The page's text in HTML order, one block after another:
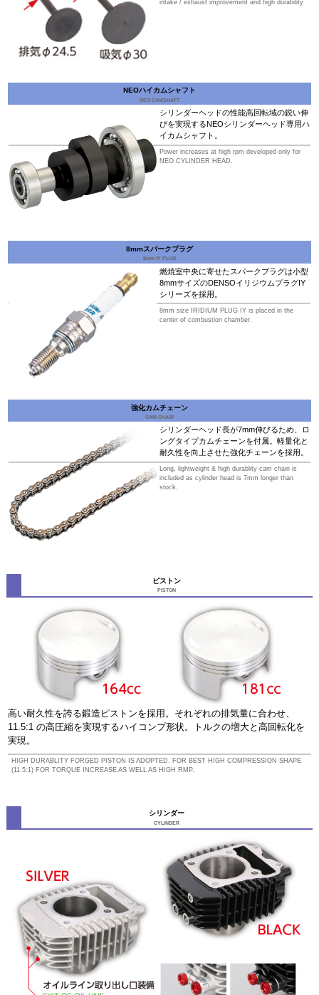
intake / exhaust improvement and high durability
NEOハイカムシャフト
NEO CAMSHAFT
シリンダーヘッドの性能高回転域の鋭い伸
びを実現するNEOシリンダーヘッド専用ハ
イカムシャフト。
Power increases at high rpm developed only for
NEO CYLINDER HEAD.
8mmスパークプラグ
8mm IY PLUG
燃焼室中央に寄せたスパークプラグは小型
8mmサイズのDENSOイリジウムプラグIY
シリーズを採用。
8mm size IRIDIUM PLUG IY is placed in the
center of combustion chamber.
強化カムチェーン
CAM CHAIN
シリンダーヘッド長が7mm伸びるため、ロ
ングタイプカムチェーンを付属。軽量化と
耐久性を向上させた強化チェーンを採用。
Long, lightweight & high durablity cam chain is
included as cylinder head is 7mm longer than
stock.
ピストン
PISTON
高い耐久性を誇る鍛造ピストンを採用。それぞれの排気量に合わせ、
11.5:1 の高圧縮を実現するハイコンプ形状。トルクの増大と高回転化を
実現。
HIGH DURABLITY FORGED PISTON IS ADOPTED. FOR BEST HIGH COMPRESSION SHAPE
(11.5:1) FOR TORQUE INCREASE AS WELL AS HIGH RMP.
シリンダー
CYLINDER